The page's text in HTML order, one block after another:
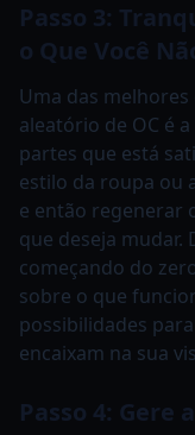
Passo 3:
o Que Você
Uma das
aleatório de OC é
partes que está
estilo da roupa ou
e então regenerar
que deseja mudar.
começando do
sobre o que
possibilidades
encaixam na sua
Passo 4: Gere